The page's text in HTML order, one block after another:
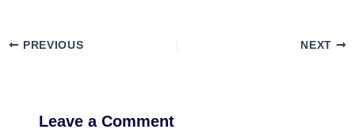
PREVIOUS NEXT
Leave a Comment